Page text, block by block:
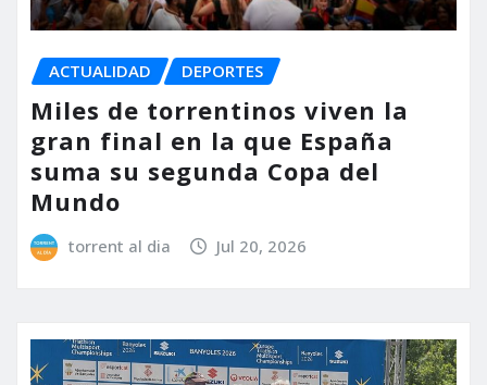
ACTUALIDAD DEPORTES
Miles de torrentinos viven la
gran final en la que España
suma su segunda Copa del
Mundo
torrent al dia Jul 20, 2026